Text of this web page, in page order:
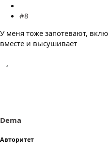
#8
У меня тоже запотевают,
вместе и высушивает
Dema
Авторитет